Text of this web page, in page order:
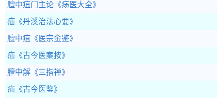
膻中疽门主论 《疡医大全》
疝 《丹溪治法心要》
膻中疽 《医宗金鉴》
疝 《古今医案按》
膻中解 《三指禅》
疝 《古今医鉴》